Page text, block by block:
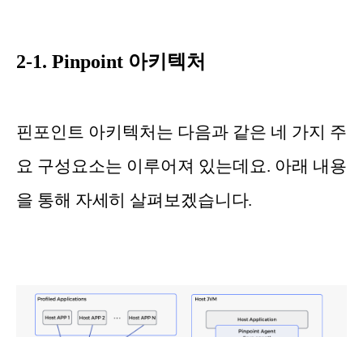
2-1. Pinpoint 아키텍처
핀포인트 아키텍처는 다음과 같은 네 가지 주
요 구성요소는 이루어져 있는데요. 아래 내용
을 통해 자세히 살펴보겠습니다.